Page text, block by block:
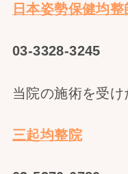
日本姿勢保健均整
03-3328-3245
当院の施術を受け
三起均整院